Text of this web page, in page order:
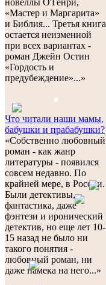
новеллы О'Генри,
«Мастер и Маргарита»
и Библия... Третья книга
остается неизменной
при всех вариантах -
роман Джейн Остин
«Гордость и
предубеждение»...»
Что читали наши мамы,
бабушки и прабабушки?
«Собственно любовный
роман - как жанр
литературы - появился
совсем недавно. По
крайней мере, в России.
Были детективы,
фантастика, даже
фэнтези и иронический
детектив, но еще лет 10-
15 назад не было ни
такого понятия -
любовный роман, ни
даже намека на него...»